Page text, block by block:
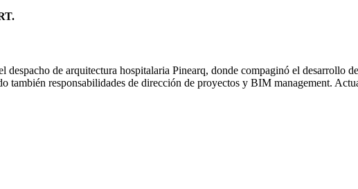
de arquitectura hospitalaria Pinearq, donde compaginó el desarrollo
responsabilidades de dirección de proyectos y BIM management.